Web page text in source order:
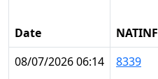
Date NATINF
08/07/2026 06:14
8339